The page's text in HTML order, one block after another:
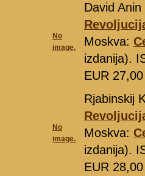
No
image.
David Anin
Moskva:
izdanija).
EUR
No
image.
Rjabinskij
Moskva:
izdanija).
EUR